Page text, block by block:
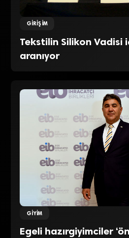
GIRIŞIM
Tekstilin Silikon Vadisi
aranıyor
GIYIM
Egeli hazırgiyimciler